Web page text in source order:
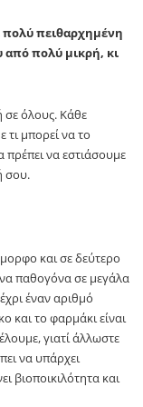
πολύ πειθαρχημένη
από πολύ μικρή, κι
σε όλους. Κάθε
τι μπορεί να το
να εστιάσουμε
σου.
και σε δεύτερο
παθογόνα σε μεγάλα
έναν αριθμό
και το φαρμάκι είναι
γιατί άλλωστε
να υπάρχει
βιοποικιλότητα και